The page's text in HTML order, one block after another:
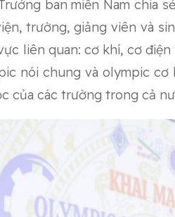
ban miền Nam chia
trường, giảng viên và
liên quan: cơ khí, cơ
nói chung và olympic
của các trường trong cả